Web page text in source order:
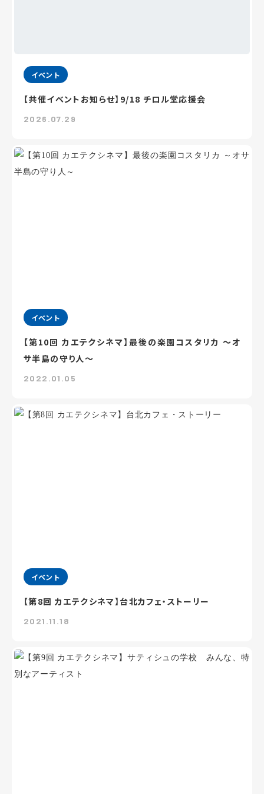
イベント
【共催イベントお知らせ】9/18 チロル堂応援会
2026.07.29
イベント
【第10回 カエテクシネマ】最後の楽園コスタリカ ～オ
サ半島の守り人～
2022.01.05
イベント
【第8回 カエテクシネマ】台北カフェ・ストーリー
2021.11.18